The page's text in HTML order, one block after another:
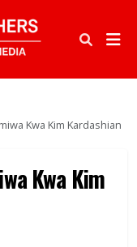
Kwa Kim Kardashian
Kwa Kim